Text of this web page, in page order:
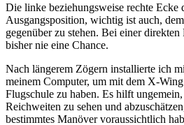
Die linke beziehungsweise rechte Ecke
Ausgangsposition, wichtig ist auch,
gegenüber zu stehen. Bei einer
bisher nie eine Chance.
Nach längerem Zögern installierte ich
meinem Computer, um mit dem X-
Flugschule zu haben. Es hilft
Reichweiten zu sehen und
bestimmtes Manöver voraussichtlich